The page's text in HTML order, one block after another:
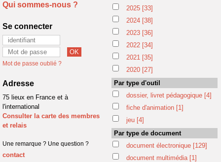
Qui sommes-nous ?
Se connecter
Mot de passe oublié ?
Adresse
75 lieux en France et à
l'international
Consulter la carte des membres
et relais
Une remarque ? Une question ?
contact
2025 [33]
2024 [38]
2023 [36]
2022 [34]
2021 [35]
2020 [27]
Par type d'outil
dossier, livret pédagogique [4]
fiche d'animation [1]
jeu [4]
Par type de document
document électronique [129]
document multimédia [1]